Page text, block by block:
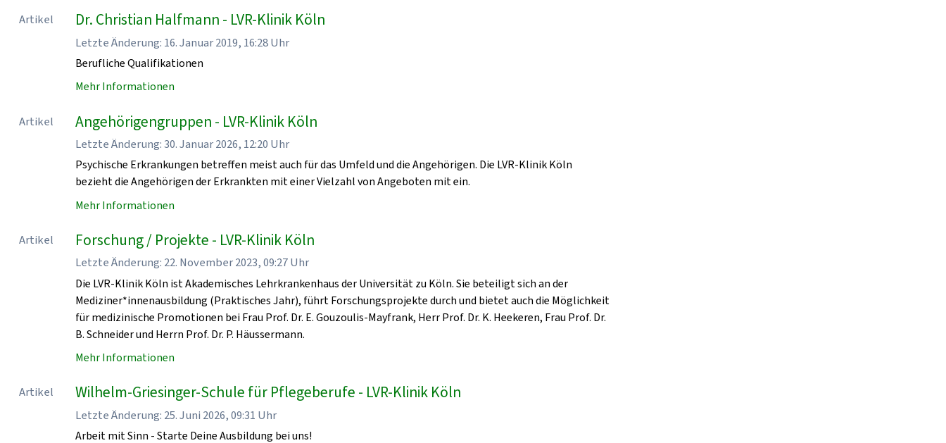
Artikel Dr. Christian Halfmann - LVR-Klinik Köln
Letzte Änderung: 16. Januar 2019, 16:28 Uhr
Berufliche Qualifikationen
Mehr Informationen
Artikel Angehörigengruppen - LVR-Klinik Köln
Letzte Änderung: 30. Januar 2026, 12:20 Uhr
Psychische Erkrankungen betreffen meist auch für das Umfeld und die Angehörigen. Die LVR-Klinik Köln
bezieht die Angehörigen der Erkrankten mit einer Vielzahl von Angeboten mit ein.
Mehr Informationen
Artikel Forschung / Projekte - LVR-Klinik Köln
Letzte Änderung: 22. November 2023, 09:27 Uhr
Die LVR-Klinik Köln ist Akademisches Lehrkrankenhaus der Universität zu Köln. Sie beteiligt sich an der
Mediziner*innenausbildung (Praktisches Jahr), führt Forschungsprojekte durch und bietet auch die Möglichkeit
für medizinische Promotionen bei Frau Prof. Dr. E. Gouzoulis-Mayfrank, Herr Prof. Dr. K. Heekeren, Frau Prof. Dr.
B. Schneider und Herrn Prof. Dr. P. Häussermann.
Mehr Informationen
Artikel Wilhelm-Griesinger-Schule für Pflegeberufe - LVR-Klinik Köln
Letzte Änderung: 25. Juni 2026, 09:31 Uhr
Arbeit mit Sinn - Starte Deine Ausbildung bei uns!